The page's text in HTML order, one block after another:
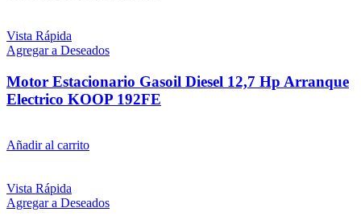
Vista Rápida
Agregar a Deseados
Motor Estacionario Gasoil Diesel 12,7 Hp Arranque
Electrico KOOP 192FE
Añadir al carrito
Vista Rápida
Agregar a Deseados